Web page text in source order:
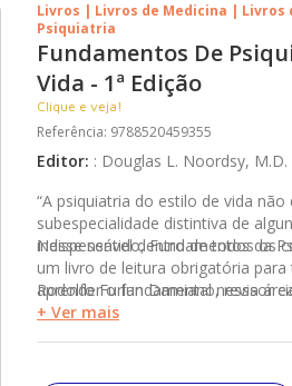
Livros | Livros de Medicina | Livros
Psiquiatria
Fundamentos De
Vida - 1ª Edição
Clique e veja!
Referência: 9788520459355
Editor: : Douglas L. Noordsy, M.D.
“A psiquiatria do estilo de vida não
subespecialidade distintiva de
indispensável dentro de todos os
Nesse sentido, Fundamentos da
um livro de leitura obrigatória
aprender o fundamental nessa
psiquiatria do século XXI.”
Rodolfo Furlan Damiano, revisor
+ Ver mais